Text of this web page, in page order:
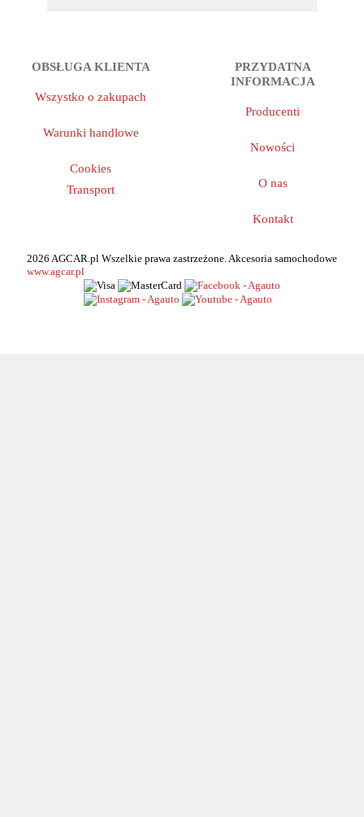
OBSŁUGA KLIENTA
Wszystko o zakupach
Warunki handlowe
Cookies
Transport
PRZYDATNA
INFORMACJA
Producenti
Nowości
O nas
Kontakt
2026 AGCAR.pl Wszelkie prawa zastrzeżone. Akcesoria samochodowe
www.agcar.pl